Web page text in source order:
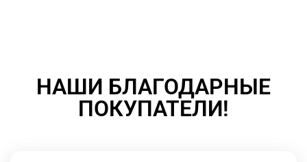
НАШИ БЛАГОДАРНЫЕ
ПОКУПАТЕЛИ!